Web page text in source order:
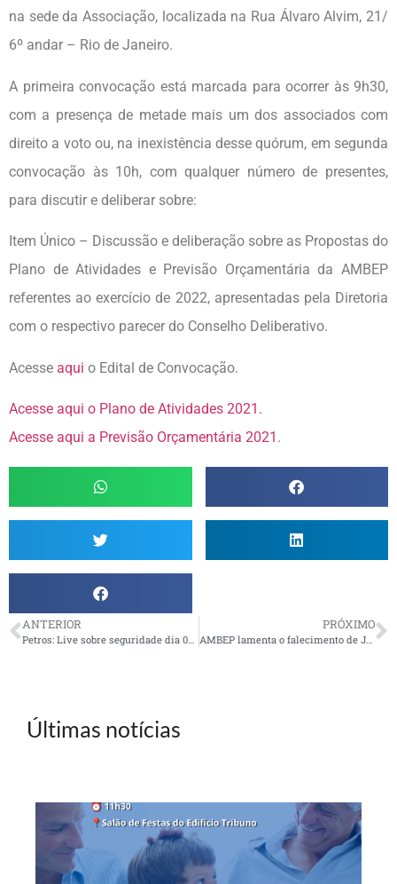
na sede da Associação, localizada na Rua Álvaro Alvim, 21/
6º andar – Rio de Janeiro.
A primeira convocação está marcada para ocorrer às 9h30,
com a presença de metade mais um dos associados com
direito a voto ou, na inexistência desse quórum, em segunda
convocação às 10h, com qualquer número de presentes,
para discutir e deliberar sobre:
Item Único – Discussão e deliberação sobre as Propostas do
Plano de Atividades e Previsão Orçamentária da AMBEP
referentes ao exercício de 2022, apresentadas pela Diretoria
com o respectivo parecer do Conselho Deliberativo.
Acesse aqui o Edital de Convocação.
Acesse aqui o Plano de Atividades 2021.
Acesse aqui a Previsão Orçamentária 2021 .
ANTERIOR
Petros: Live sobre seguridade dia 06/10
PRÓXIMO
AMBEP lamenta o falecimento de José Carlos Souza Correa
Últimas notícias